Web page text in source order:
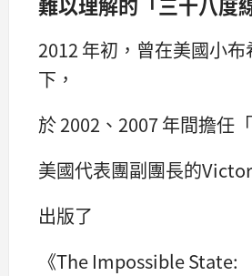
2012 年初，曾在美國小
下，
於 2002、2007 年間擔任
美國代表團副團長的Victor
出版了
《The Impossible State: